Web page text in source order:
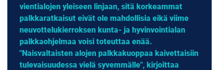
vientialojen yleiseen linjaan, sitä korkeammat
palkkaratkaisut eivät ole mahdollisia eikä viime
neuvottelukierroksen kunta- ja hyvinvointialan
palkkaohjelmaa voisi toteuttaa enää.
"Naisvaltaisten alojen palkkakuoppaa kaivettaisiin
tulevaisuudessa vielä syvemmälle", kirjoittaa